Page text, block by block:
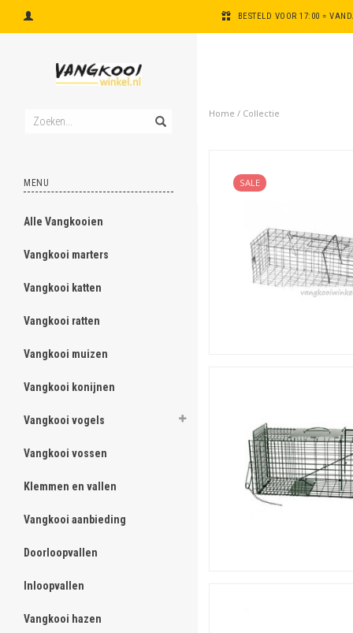
BESTELD VOOR 17:00 =
MENU
Alle Vangkooien
Vangkooi marters
Vangkooi katten
Vangkooi ratten
Vangkooi muizen
Vangkooi konijnen
Vangkooi vogels
Vangkooi vossen
Klemmen en vallen
Vangkooi aanbieding
Doorloopvallen
Inloopvallen
Vangkooi hazen
ghost
ghost
ghost
ghost
ghost
ghost
ghost
ghost
ghost
ghost
ghost
ghost
ghost
Home / Collectie
SALE